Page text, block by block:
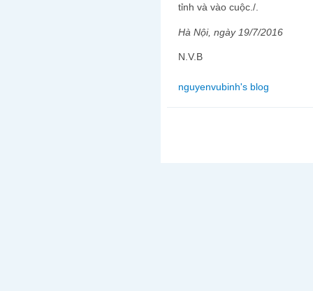
tỉnh và vào cuộc./.
Hà Nội, ngày 19/7/2016
N.V.B
nguyenvubinh's blog